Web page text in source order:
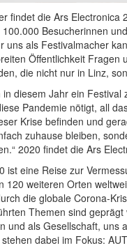
findet die Ars
Besucherinnen
uns als Festivalmacher
Öffentlichkeit
die nicht nur in Linz,
diesem Jahr ein
Pandemie nötigt, all
Krise befinden und
zuhause bleiben,
2020 findet die Ars
ist eine Reise zur
120 weiteren Orten
die globale Corona-
Themen sind
und als Gesellschaft, uns
dabei im Fokus: